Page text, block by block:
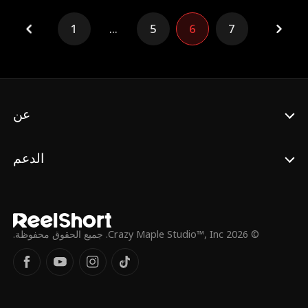
1 ... 5 6 7
عن
الدعم
© 2026 Crazy Maple Studio™, Inc. جميع الحقوق محفوظة.